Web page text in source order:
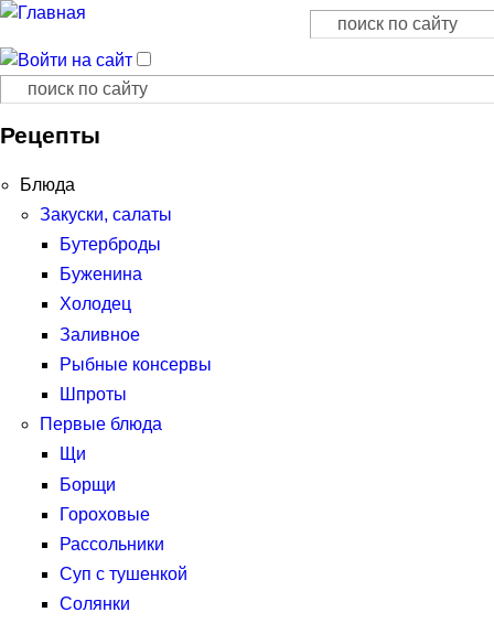
Форма поиска
Поиск
Форма поиска
Поиск
Рецепты
Блюда
Закуски, салаты
Бутерброды
Буженина
Холодец
Заливное
Рыбные консервы
Шпроты
Первые блюда
Щи
Борщи
Гороховые
Рассольники
Суп с тушенкой
Солянки